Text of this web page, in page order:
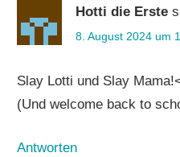
Hotti die Erste
8. August 2024 um
Slay Lotti und Slay
(Und welcome back to
Antworten